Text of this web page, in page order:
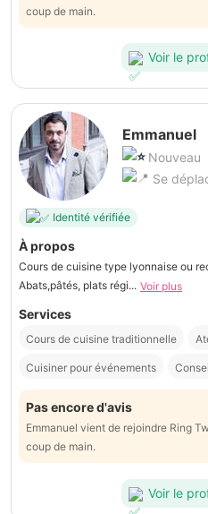
coup de main.
Voir le
Emmanuel
Nouveau
Se
Identité vérifiée
À propos
Cours de cuisine type lyonnaise ou
Abats,pâtés, plats régi... Voir plus
Services
Cours de cuisine traditionnelle
Cuisiner pour événements
Pas encore d'avis
Emmanuel vient de rejoindre Ring
coup de main.
Voir le